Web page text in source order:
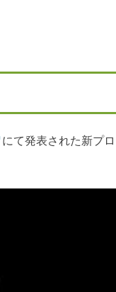
にて発表された新プロ